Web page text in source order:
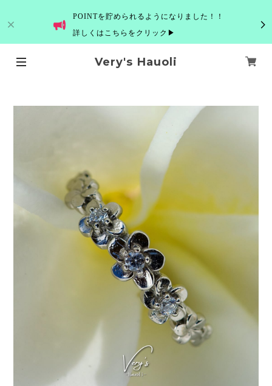
POINTを貯められるようになりました！！
詳しくはこちらをクリック▶
Very's Hauoli